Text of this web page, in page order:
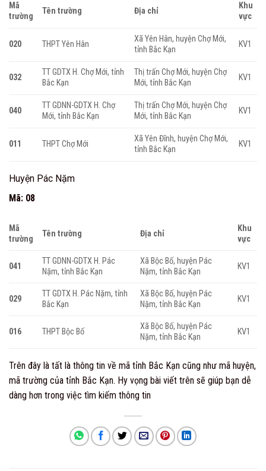
Mã
trường
Tên trường Địa chỉ
Khu
vực
020 THPT Yên Hân
Xã Yên Hân, huyện Chợ Mới,
tỉnh Bắc Kạn
KV1
032
TT GDTX H. Chợ Mới, tỉnh
Bắc Kạn
Thị trấn Chợ Mới, huyện Chợ
Mới, tỉnh Bắc Kạn
KV1
040
TT GDNN-GDTX H. Chợ
Mới, tỉnh Bắc Kạn
Thị trấn Chợ Mới, huyện Chợ
Mới, tỉnh Bắc Kạn
KV1
011 THPT Chợ Mới
Xã Yên Đĩnh, huyện Chợ Mới,
tỉnh Bắc Kạn
KV1
Huyện Pác Nặm
Mã: 08
Mã
trường
Tên trường Địa chỉ
Khu
vực
041
TT GDNN-GDTX H. Pác
Nặm, tỉnh Bắc Kạn
Xã Bộc Bố, huyện Pác
Nặm, tỉnh Bắc Kạn
KV1
029
TT GDTX H. Pác Nặm, tỉnh
Bắc Kạn
Xã Bộc Bố, huyện Pác
Nặm, tỉnh Bắc Kạn
KV1
016 THPT Bộc Bố
Xã Bộc Bố, huyện Pác
Nặm, tỉnh Bắc Kạn
KV1
Trên đây là tất là thông tin về mã tỉnh Bắc Kạn cũng như mã huyện,
mã trường của tỉnh Bắc Kạn. Hy vọng bài viết trên sẽ giúp bạn dễ
dàng hơn trong việc tìm kiếm thông tin